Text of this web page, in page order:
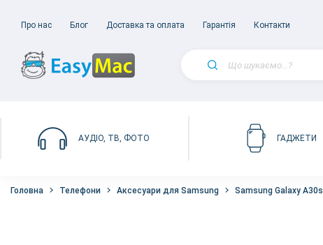
Про нас Блог Доставка та оплата Гарантія Контакти
АУДІО, ТВ, ФОТО ГАДЖЕТИ
Головна Телефони Аксесуари для Samsung Samsung Galaxy A30s